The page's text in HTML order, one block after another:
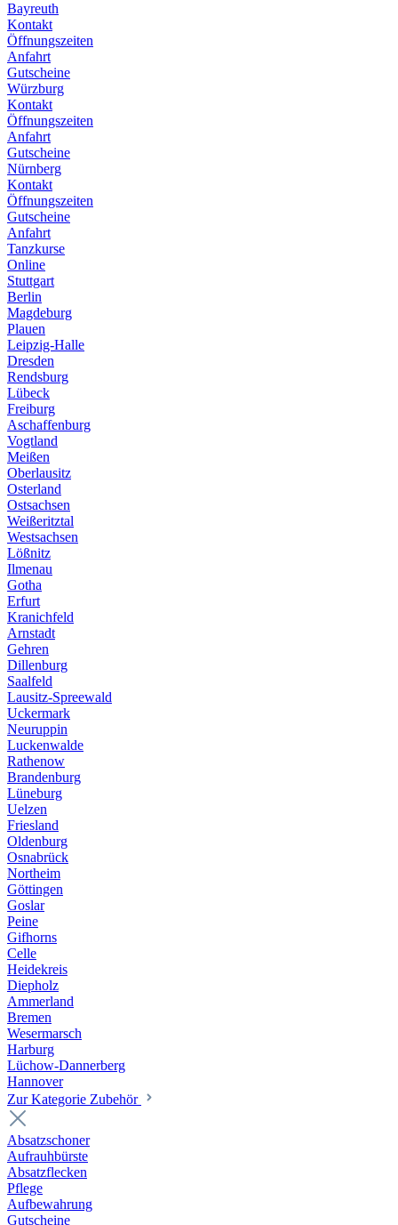
Bayreuth
Kontakt
Öffnungszeiten
Anfahrt
Gutscheine
Würzburg
Kontakt
Öffnungszeiten
Anfahrt
Gutscheine
Nürnberg
Kontakt
Öffnungszeiten
Gutscheine
Anfahrt
Tanzkurse
Online
Stuttgart
Berlin
Magdeburg
Plauen
Leipzig-Halle
Dresden
Rendsburg
Lübeck
Freiburg
Aschaffenburg
Vogtland
Meißen
Oberlausitz
Osterland
Ostsachsen
Weißeritztal
Westsachsen
Lößnitz
Ilmenau
Gotha
Erfurt
Kranichfeld
Arnstadt
Gehren
Dillenburg
Saalfeld
Lausitz-Spreewald
Uckermark
Neuruppin
Luckenwalde
Rathenow
Brandenburg
Lüneburg
Uelzen
Friesland
Oldenburg
Osnabrück
Northeim
Göttingen
Goslar
Peine
Gifhorns
Celle
Heidekreis
Diepholz
Ammerland
Bremen
Wesermarsch
Harburg
Lüchow-Dannerberg
Hannover
Zur Kategorie Zubehör
Absatzschoner
Aufrauhbürste
Absatzflecken
Pflege
Aufbewahrung
Gutscheine